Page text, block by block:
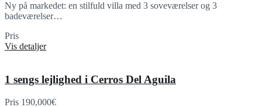
Ny på markedet: en stilfuld villa med 3 soveværelser og 3
badeværelser…
Pris
Vis detaljer
1 sengs lejlighed i Cerros Del Aguila
Pris 190,000€